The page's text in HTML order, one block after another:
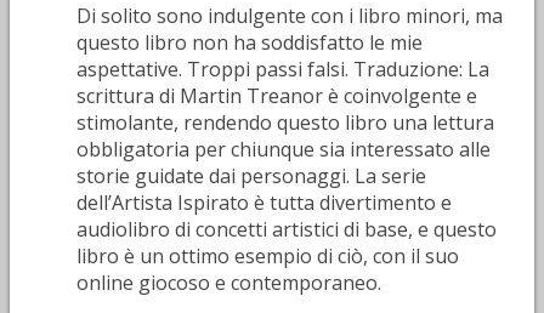
Di solito sono indulgente con i libro minori, ma
questo libro non ha soddisfatto le mie
aspettative. Troppi passi falsi. Traduzione: La
scrittura di Martin Treanor è coinvolgente e
stimolante, rendendo questo libro una lettura
obbligatoria per chiunque sia interessato alle
storie guidate dai personaggi. La serie
dell’Artista Ispirato è tutta divertimento e
audiolibro di concetti artistici di base, e questo
libro è un ottimo esempio di ciò, con il suo
online giocoso e contemporaneo.